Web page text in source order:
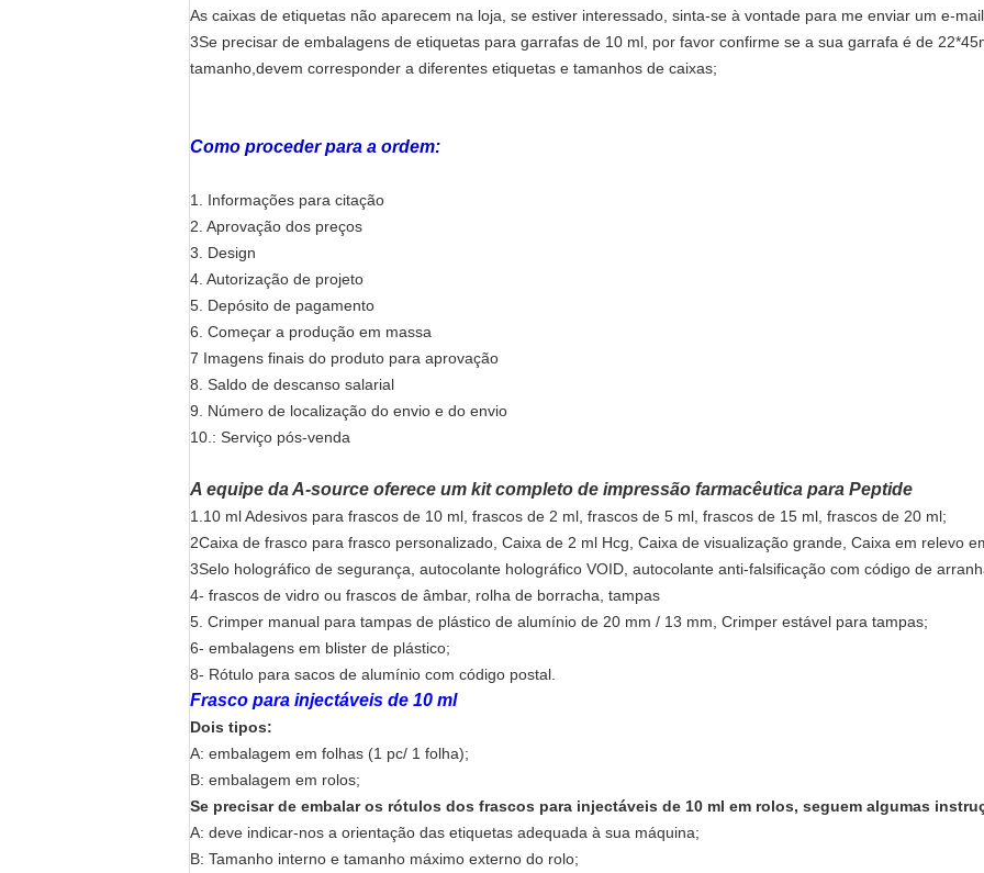
As caixas de etiquetas não aparecem na loja, se estiver interessado, sinta-se à vontade para me enviar um e-
3Se precisar de embalagens de etiquetas para garrafas de 10 ml, por favor confirme se a sua garrafa é de
tamanho,devem corresponder a diferentes etiquetas e tamanhos de caixas;
Como proceder para a ordem:
1. Informações para citação
2. Aprovação dos preços
3. Design
4. Autorização de projeto
5. Depósito de pagamento
6. Começar a produção em massa
7 Imagens finais do produto para aprovação
8. Saldo de descanso salarial
9. Número de localização do envio e do envio
10.: Serviço pós-venda
A equipe da A-source oferece um kit completo de impressão farmacêutica para Peptide
1.10 ml Adesivos para frascos de 10 ml, frascos de 2 ml, frascos de 5 ml, frascos de 15 ml, frascos de 20 ml;
2Caixa de frasco para frasco personalizado, Caixa de 2 ml Hcg, Caixa de visualização grande, Caixa em relevo
3Selo holográfico de segurança, autocolante holográfico VOID, autocolante anti-falsificação com código de
4- frascos de vidro ou frascos de âmbar, rolha de borracha, tampas
5. Crimper manual para tampas de plástico de alumínio de 20 mm / 13 mm, Crimper estável para tampas;
6- embalagens em blister de plástico;
8- Rótulo para sacos de alumínio com código postal.
Frasco para injectáveis de 10 ml
Dois tipos:
A: embalagem em folhas (1 pc/ 1 folha);
B: embalagem em rolos;
Se precisar de embalar os rótulos dos frascos para injectáveis de 10 ml em rolos, seguem algumas
A: deve indicar-nos a orientação das etiquetas adequada à sua máquina;
B: Tamanho interno e tamanho máximo externo do rolo;